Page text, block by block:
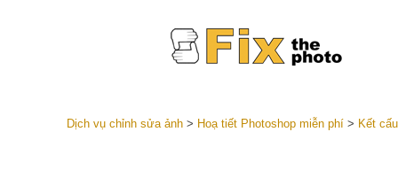
Dịch vụ chỉnh sửa ảnh> Hoạ tiết Photoshop miễn phí> Kết